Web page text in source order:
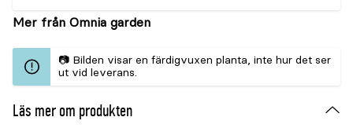
Mer från Omnia garden
📷 Bilden visar en färdigvuxen planta, inte hur det ser
ut vid leverans.
Läs mer om produkten